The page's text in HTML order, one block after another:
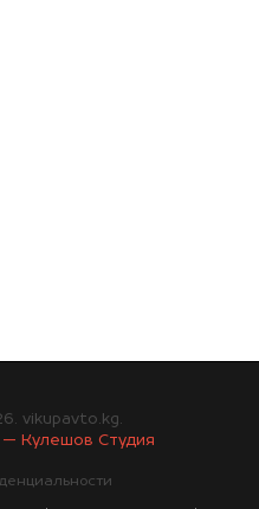
vikupavto.kg.
— Кулешов Студия